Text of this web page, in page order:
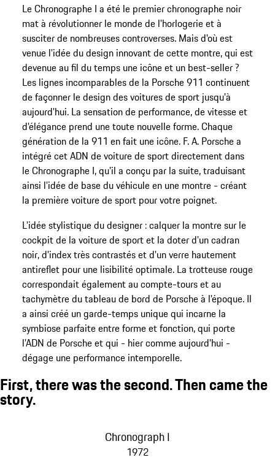
Le Chronographe I a été le premier chronographe noir
mat à révolutionner le monde de l'horlogerie et à
susciter de nombreuses controverses. Mais d'où est
venue l'idée du design innovant de cette montre, qui est
devenue au fil du temps une icône et un best-seller ?
Les lignes incomparables de la Porsche 911 continuent
de façonner le design des voitures de sport jusqu'à
aujourd'hui. La sensation de performance, de vitesse et
d'élégance prend une toute nouvelle forme. Chaque
génération de la 911 en fait une icône. F. A. Porsche a
intégré cet ADN de voiture de sport directement dans
le Chronographe I, qu'il a conçu par la suite, traduisant
ainsi l'idée de base du véhicule en une montre - créant
la première voiture de sport pour votre poignet.
L'idée stylistique du designer : calquer la montre sur le
cockpit de la voiture de sport et la doter d'un cadran
noir, d'index très contrastés et d'un verre hautement
antireflet pour une lisibilité optimale. La trotteuse rouge
correspondait également au compte-tours et au
tachymètre du tableau de bord de Porsche à l'époque. Il
a ainsi créé un garde-temps unique qui incarne la
symbiose parfaite entre forme et fonction, qui porte
l'ADN de Porsche et qui - hier comme aujourd'hui -
dégage une performance intemporelle.
First, there was the second. Then came the
story.
Chronograph I
1972